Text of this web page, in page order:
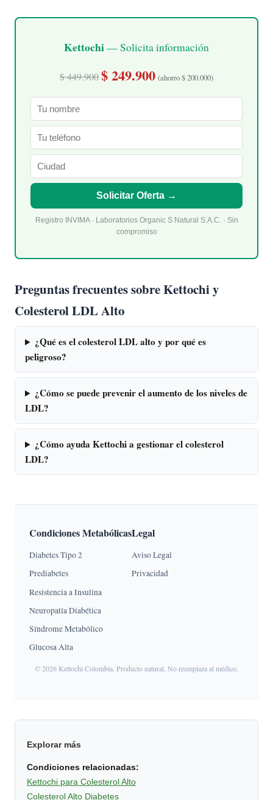
Kettochi— Solicita información
$ 449.900$ 249.900 (ahorro $ 200.000)
Solicitar Oferta →
Registro INVIMA · Laboratorios Organic S Natural S.A.C. · Sin
compromiso
Preguntas frecuentes sobre Kettochi y
Colesterol LDL Alto
¿Qué es el colesterol LDL alto y por qué es
peligroso?
¿Cómo se puede prevenir el aumento de los niveles de
LDL?
¿Cómo ayuda Kettochi a gestionar el colesterol
LDL?
Condiciones Metabólicas
Diabetes Tipo 2
Prediabetes
Resistencia a Insulina
Neuropatía Diabética
Síndrome Metabólico
Glucosa Alta
Legal
Aviso Legal
Privacidad
© 2026 Kettochi Colombia. Producto natural. No reemplaza al médico.
Explorar más
Condiciones relacionadas:
Kettochi para Colesterol Alto
Colesterol Alto Diabetes